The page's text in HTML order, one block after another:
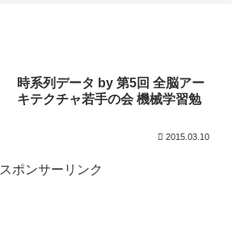
時系列データ by 第5回 全脳アー
キテクチャ若手の会 機械学習勉
2015.03.10
スポンサーリンク